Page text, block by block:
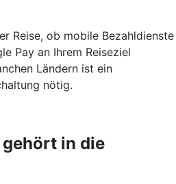
Reise, ob mobile Bezahldienste
Pay an Ihrem Reiseziel
Ländern ist ein
nötig.
in die